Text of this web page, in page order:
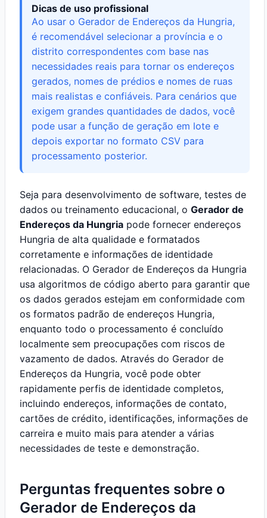
Dicas de uso profissional
Ao usar o Gerador de Endereços da Hungria,
é recomendável selecionar a província e o
distrito correspondentes com base nas
necessidades reais para tornar os endereços
gerados, nomes de prédios e nomes de ruas
mais realistas e confiáveis. Para cenários que
exigem grandes quantidades de dados, você
pode usar a função de geração em lote e
depois exportar no formato CSV para
processamento posterior.
Seja para desenvolvimento de software, testes de
dados ou treinamento educacional, o Gerador de
Endereços da Hungria pode fornecer endereços
Hungria de alta qualidade e formatados
corretamente e informações de identidade
relacionadas. O Gerador de Endereços da Hungria
usa algoritmos de código aberto para garantir que
os dados gerados estejam em conformidade com
os formatos padrão de endereços Hungria,
enquanto todo o processamento é concluído
localmente sem preocupações com riscos de
vazamento de dados. Através do Gerador de
Endereços da Hungria, você pode obter
rapidamente perfis de identidade completos,
incluindo endereços, informações de contato,
cartões de crédito, identificações, informações de
carreira e muito mais para atender a várias
necessidades de teste e demonstração.
Perguntas frequentes sobre o
Gerador de Endereços da